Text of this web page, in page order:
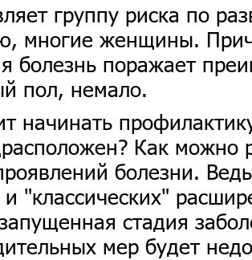
группу риска по
многие женщины.
болезнь поражает
пол, немало.
начинать
Как можно
болезни.
и "классических"
стадия
мер будет